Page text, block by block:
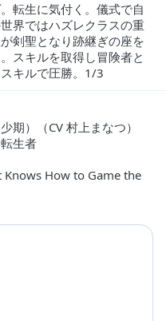
転生に気付く。儀式で自
界ではハズレクラスの重
剣聖となり跡継ぎの座を
スキルを取得し冒険者と
キルで圧勝。1/3
期）（CV 村上まなつ）
生者
Knows How to Game the